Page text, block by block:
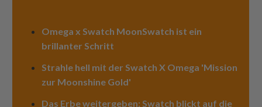
Omega x Swatch MoonSwatch ist ein
brillanter Schritt
Strahle hell mit der Swatch X Omega 'Mission
zur Moonshine Gold'
Das Erbe weitergeben: Swatch blickt auf die